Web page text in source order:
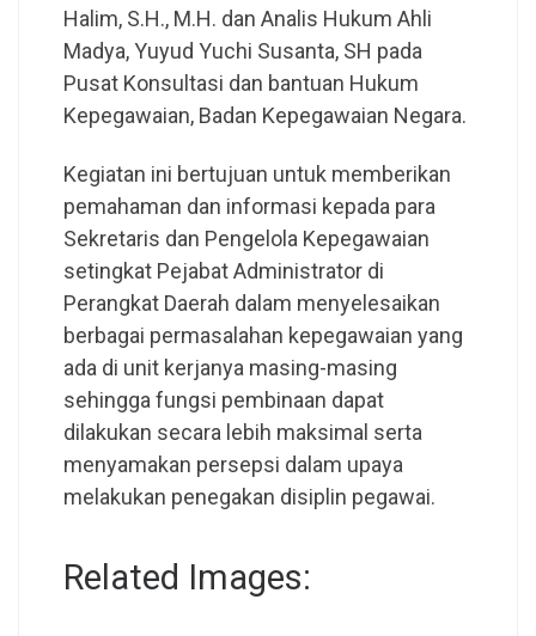
Halim, S.H., M.H. dan Analis Hukum Ahli
Madya, Yuyud Yuchi Susanta, SH pada
Pusat Konsultasi dan bantuan Hukum
Kepegawaian, Badan Kepegawaian Negara.
Kegiatan ini bertujuan untuk memberikan
pemahaman dan informasi kepada para
Sekretaris dan Pengelola Kepegawaian
setingkat Pejabat Administrator di
Perangkat Daerah dalam menyelesaikan
berbagai permasalahan kepegawaian yang
ada di unit kerjanya masing-masing
sehingga fungsi pembinaan dapat
dilakukan secara lebih maksimal serta
menyamakan persepsi dalam upaya
melakukan penegakan disiplin pegawai.
Related Images: